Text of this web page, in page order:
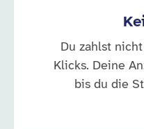
Du zahlst
Klicks. Deine
bis du die